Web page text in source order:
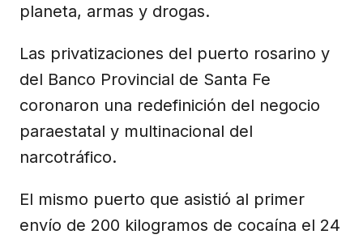
planeta, armas y drogas.
Las privatizaciones del puerto rosarino y
del Banco Provincial de Santa Fe
coronaron una redefinición del negocio
paraestatal y multinacional del
narcotráfico.
El mismo puerto que asistió al primer
envío de 200 kilogramos de cocaína el 24